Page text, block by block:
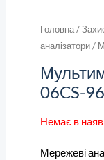
Головна/
аналізатори/
06CS-96
Немає в
Мережеві